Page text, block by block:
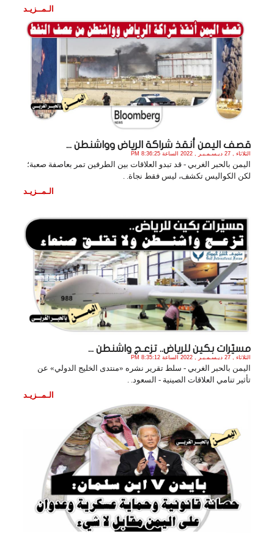
الـمــزيـد
قصف اليمن أنقذ شراكة الرياض وواشنطن ...
الثلاثاء , 27 ديـسـمـبـر , 2022 الساعة 8:36:25 PM
اليمن بالحبر الغربي - قد تبدو العلاقات بين الطرفين تمر بعاصفة صعبة؛
لكن الكواليس تكشف، ليس فقط نجاة. .
الـمــزيـد
مسيّرات بكين للرياض.. تزعـج واشنطن ...
الثلاثاء , 27 ديـسـمـبـر , 2022 الساعة 8:35:12 PM
اليمن بالحبر الغربي - سلط تقرير نشره «منتدى الخليج الدولي» عن
تأثير تنامي العلاقات الصينية - السعود. .
الـمــزيـد